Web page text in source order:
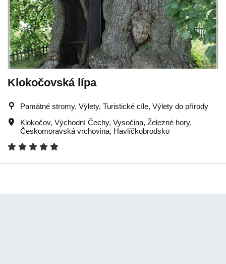
Klokočovská lípa
Památné stromy, Výlety, Turistické cíle, Výlety do přírody
Klokočov, Východní Čechy, Vysočina, Železné hory,
Českomoravská vrchovina, Havlíčkobrodsko